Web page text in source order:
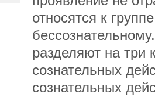
относятся к
разделяют на три
сознательных
сознательных